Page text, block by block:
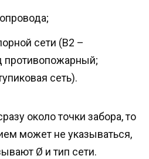
сети (В2 –
противопожарный;
сеть).
около точки забора, то
может не указываться,
Ø и тип сети.